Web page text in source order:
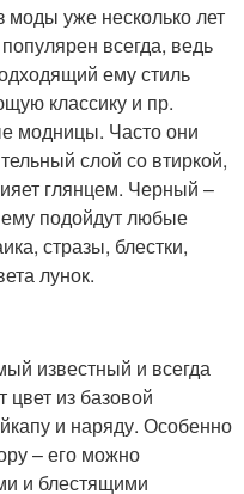
уже несколько лет
всегда, ведь
ему стиль
классику и пр.
модницы. Часто они
слой со втиркой,
глянцем. Черный –
подойдут любые
стразы, блестки,
лунок.
известный и всегда
из базовой
и наряду. Особенно
– его можно
и блестящими